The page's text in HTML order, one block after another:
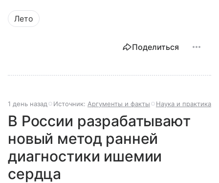
Лето
Поделиться
1 день назад Источник: Аргументы и факты Наука и практика
В России разрабатывают
новый метод ранней
диагностики ишемии
сердца